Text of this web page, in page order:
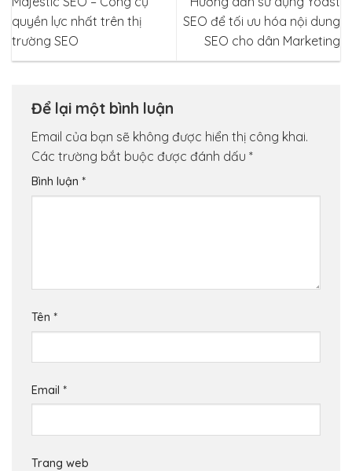
quyền lực nhất trên thị
trường SEO
SEO để tối ưu hóa nội dung
SEO cho dân Marketing
Để lại một bình luận
Email của bạn sẽ không được hiển thị công khai.
Các trường bắt buộc được đánh dấu *
Bình luận *
Tên *
Email *
Trang web